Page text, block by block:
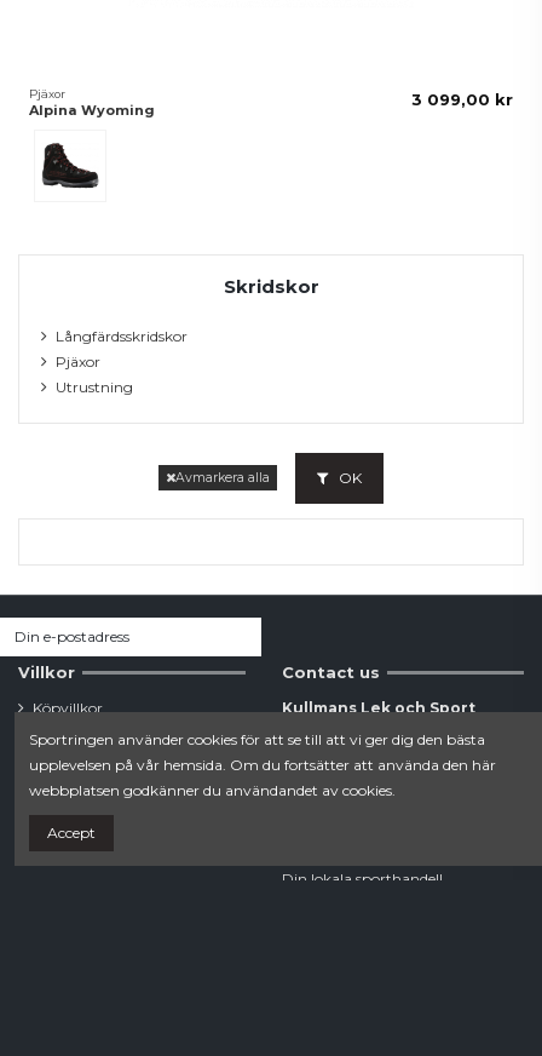
Pjäxor
Alpina Wyoming
3 099,00 kr
Skridskor
Långfärdsskridskor
Pjäxor
Utrustning
Avmarkera alla OK
Villkor
Köpvillkor
Integritetspolicy
Contact us
Kullmans Lek och Sport
Estunavägen 20B
Din lokala sporthandel!
Sportringen använder cookies för att se till att vi ger dig den bästa
upplevelsen på vår hemsida. Om du fortsätter att använda den här
webbplatsen godkänner du användandet av cookies.
Accept